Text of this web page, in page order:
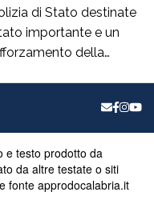
di Stato destinate
importante e un
della
questa
l’attenzione del
calabresi e
e testo prodotto da
da altre testate o siti
fonte approdocalabria.it